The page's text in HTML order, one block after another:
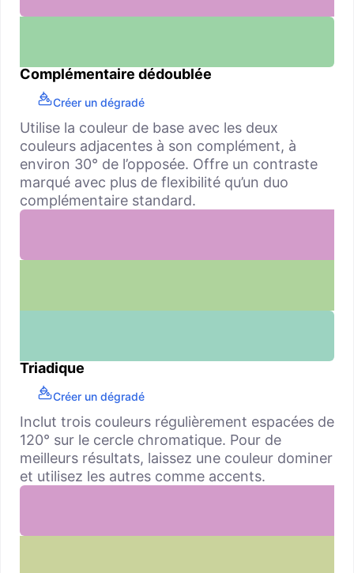
Complémentaire dédoublée
Créer un dégradé
Utilise la couleur de base avec les deux
couleurs adjacentes à son complément, à
environ 30° de l’opposée. Offre un contraste
marqué avec plus de flexibilité qu’un duo
complémentaire standard.
Triadique
Créer un dégradé
Inclut trois couleurs régulièrement espacées de
120° sur le cercle chromatique. Pour de
meilleurs résultats, laissez une couleur dominer
et utilisez les autres comme accents.